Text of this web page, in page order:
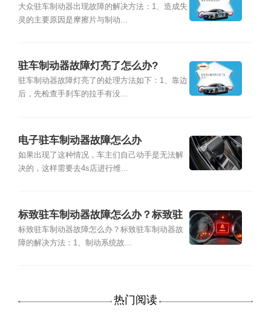
大众驻车制动器出现故障的解决方法：1、造成失
灵的主要原因是摩擦片与制动...
驻车制动器故障灯亮了怎么办?
驻车制动器故障灯亮了的处理方法如下：1、靠边
后，先检查手刹车的拉手有没...
电子驻车制动器故障怎么办
如果出现了这种情况，车主们自己动手是无法解
决的，这样需要去4s店进行维...
标致驻车制动器故障怎么办？标致驻
车制动器故障的解决方法
标致驻车制动器故障怎么办？标致驻车制动器故
障的解决方法：1、制动系统故...
热门阅读